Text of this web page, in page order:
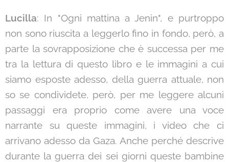
Lucilla: In "Ogni mattina a Jenin", e purtroppo
non sono riuscita a leggerlo fino in fondo, però, a
parte la sovrapposizione che è successa per me
tra la lettura di questo libro e le immagini a cui
siamo esposte adesso, della guerra attuale, non
so se condividete, però, per me leggere alcuni
passaggi era proprio come avere una voce
narrante su queste immagini, i video che ci
arrivano adesso da Gaza. Anche perché descrive
durante la guerra dei sei giorni queste bambine